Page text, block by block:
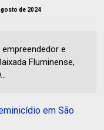
de 2024
e
Fluminense,
em São